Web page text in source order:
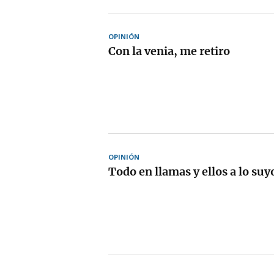
OPINIÓN
Con la venia, me retiro
OPINIÓN
Todo en llamas y ellos a lo